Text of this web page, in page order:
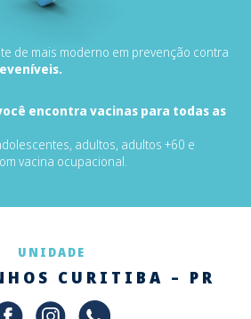
de mais moderno em prevenção contra
encontra vacinas para todas as
adultos, adultos +60 e
vacina ocupacional.
UNIDADE
CURITIBA – PR